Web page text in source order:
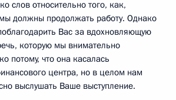
слов относительно того, как,
должны продолжать работу. Однако
Вас за вдохновляющую
которую мы внимательно
потому, что она касалась
центра, но в целом нам
выслушать Ваше выступление.